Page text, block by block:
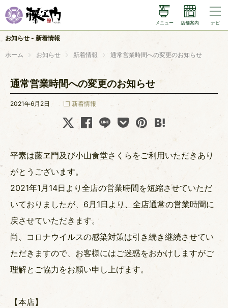
メニュー
店舗案内
藤ヱ門のこだわり
小山食堂さくら
お知らせ
instagram
ナビ
メニュー 店舗案内
お知らせ - 新着情報
ホーム お知らせ 新着情報 通常営業時間への変更のお知らせ
通常営業時間への変更のお知らせ
2021年6月2日 新着情報
平素は藤ヱ門及び小山食堂さくらをご利用いただきあり
がとうございます。
2021年1月14日より全店の営業時間を短縮させていただ
いておりましたが、 6月1日より、全店通常の営業時間に
戻させていただきます。
尚、コロナウイルスの感染対策は引き続き継続させてい
ただきますので、お客様にはご迷惑をおかけしますがご
理解とご協力をお願い申し上げます。
【本店】